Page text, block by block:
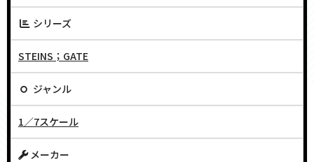
シリーズ
STEINS；GATE
ジャンル
1／7スケール
メーカー